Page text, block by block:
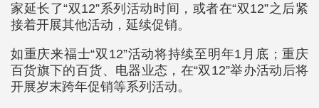
家延长了“双12”系列活动时间，或者在“双12”之后紧
接着开展其他活动，延续促销。
如重庆来福士“双12”活动将持续至明年1月底；重庆
百货旗下的百货、电器业态，在“双12”举办活动后将
开展岁末跨年促销等系列活动。